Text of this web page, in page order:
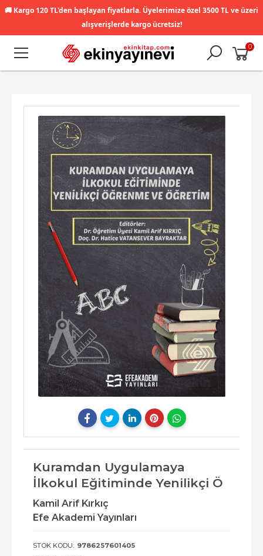
🚚 Kargo 120 TL'den başlayan fiyatlarla. Üyelerimize özel 3500 TL ve üzeri
alışverişlerde kargo ücretsiz!
0
Kuramdan Uygulamaya
İlkokul Eğitiminde Yenilikçi Ö
Kamil Arif Kırkıç
Efe Akademi Yayınları
STOK KODU: 9786257601405